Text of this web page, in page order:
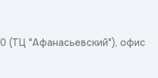
(ТЦ "Афанасьевский"), офис